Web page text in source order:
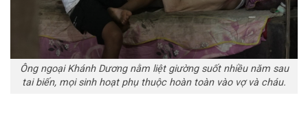
Ông ngoại Khánh Dương nằm liệt giường suốt nhiều năm sau
tai biến, mọi sinh hoạt phụ thuộc hoàn toàn vào vợ và cháu.